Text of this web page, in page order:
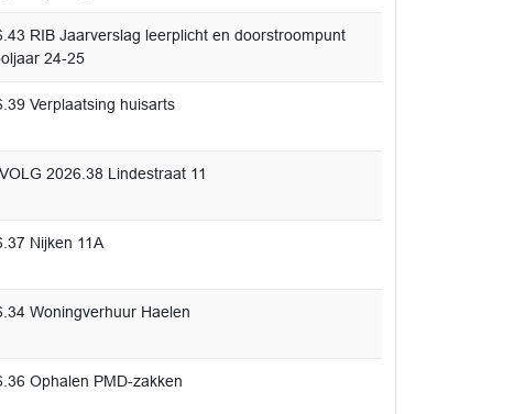
RIB Jaarverslag leerplicht en doorstroompunt
24-25
Verplaatsing huisarts
2026.38 Lindestraat 11
Nijken 11A
Woningverhuur Haelen
Ophalen PMD-zakken